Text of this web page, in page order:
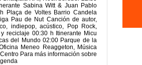
Sabina Witt & Juan Pablo
Plaça de Voltes Barrio Candela
Pau de Nut Canción de autor,
indiepop, acústico, Pop Rock,
reciclaje 00:30 h Itinerante Micu
del Mundo 02:00 Parque de la
Meneo Reaggeton, Música
Para más información sobre